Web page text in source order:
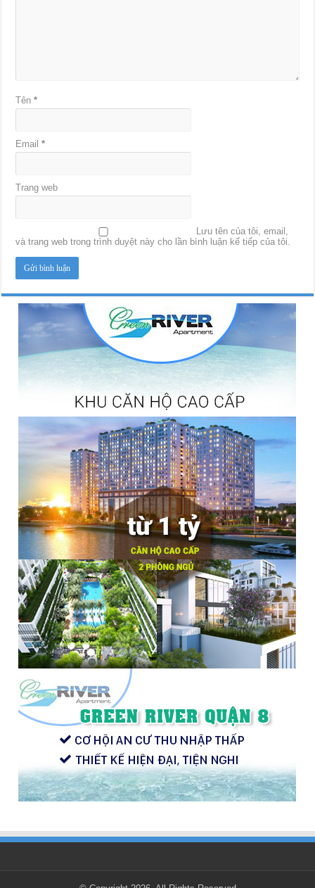
Tên*
Email*
Trang web
Lưu tên của tôi, email,
và trang web trong trình duyệt này cho lần bình luận kế tiếp của tôi.